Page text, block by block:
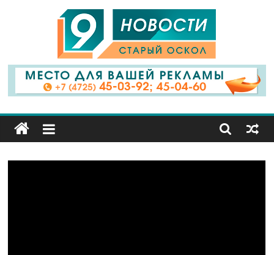
9
Канал
Старый